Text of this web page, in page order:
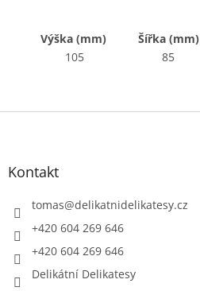
Výška (mm) Šířka (mm)
105
85
Z
Kontakt
tomas@delikatnidelikatesy.cz
+420 604 269 646
+420 604 269 646
Delikátní Delikatesy